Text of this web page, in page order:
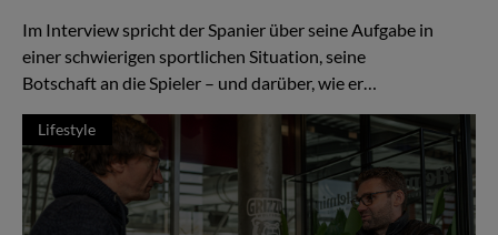
Im Interview spricht der Spanier über seine Aufgabe in
einer schwierigen sportlichen Situation, seine
Botschaft an die Spieler – und darüber, wie er…
Lifestyle